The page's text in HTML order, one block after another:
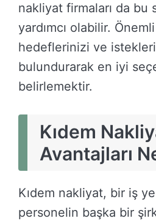
nakliyat firmaları da bu
yardımcı olabilir.
hedeflerinizi ve
bulundurarak en iyi
belirlemektir.
Kıdem
Avantajları
Kıdem nakliyat, bir iş
personelin başka bir